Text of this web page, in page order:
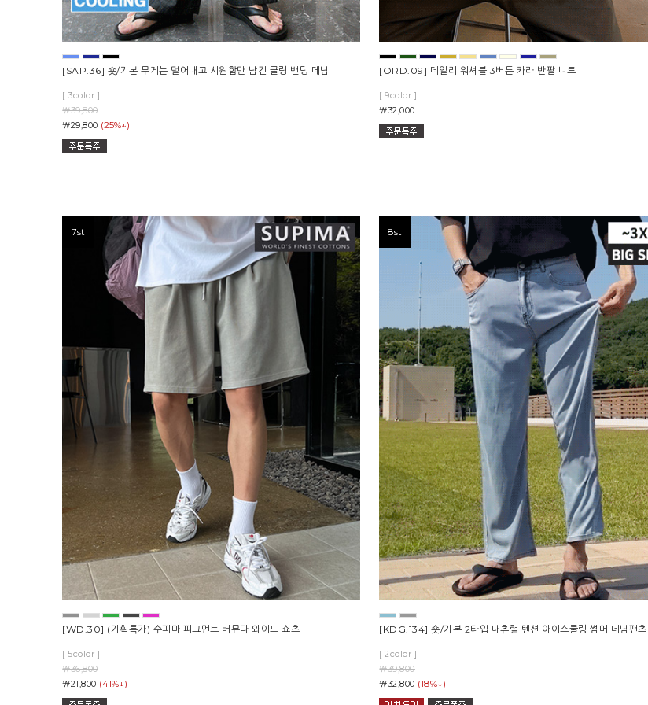
[SAP.36] 숏/기본 무게는 덜어내고 시원함만 남긴 쿨링 밴딩 데님
[ 3color ]
￦39,800
￦29,800 (25%↓)
[ORD.09] 데일리 워셔블 3버튼 카라 반팔 니트
[ 9color ]
￦32,000
7st
[WD.30] (기획특가) 수피마 피그먼트 버뮤다 와이드 쇼츠
[ 5color ]
￦36,800
￦21,800 (41%↓)
8st
[KDG.134] 숏/기본 2타입 내츄럴 텐션 아이스쿨링 썸머 데님팬츠
[ 2color ]
￦39,800
￦32,800 (18%↓)